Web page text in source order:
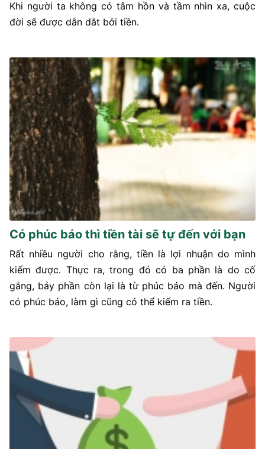
Khi người ta không có tâm hồn và tầm nhìn xa, cuộc
đời sẽ được dẫn dắt bởi tiền.
Có phúc báo thì tiền tài sẽ tự đến với bạn
Rất nhiều người cho rằng, tiền là lợi nhuận do mình
kiếm được. Thực ra, trong đó có ba phần là do cố
gắng, bảy phần còn lại là từ phúc báo mà đến. Người
có phúc báo, làm gì cũng có thể kiếm ra tiền.